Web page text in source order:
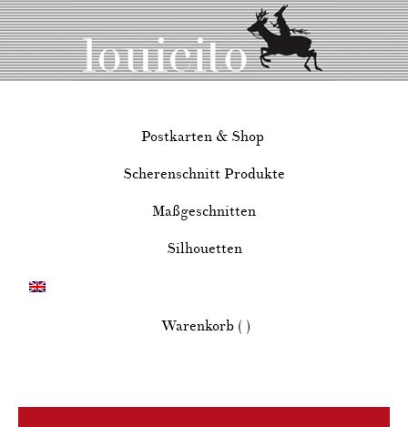
Postkarten & Shop
Scherenschnitt Produkte
Maßgeschnitten
Silhouetten
Warenkorb ( )